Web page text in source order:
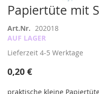
Papiertüte mit
Art.Nr. 202018
AUF LAGER
Lieferzeit 4-5 Werktage
0,20 €
praktische kleine
Zum
Anfang
der
Bildergalerie